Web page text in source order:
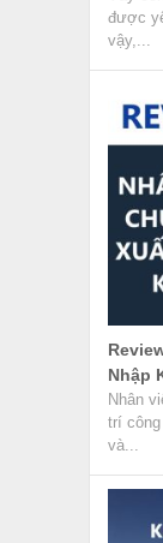
được
vậy,...
Nhập
Nhân
trí
và...